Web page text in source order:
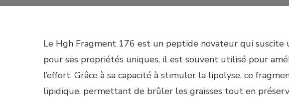
Le Hgh Fragment 176 est un peptide novateur qui
pour ses propriétés uniques, il est souvent utilisé pour
l’effort. Grâce à sa capacité à stimuler la lipolyse, ce
lipidique, permettant de brûler les graisses tout en